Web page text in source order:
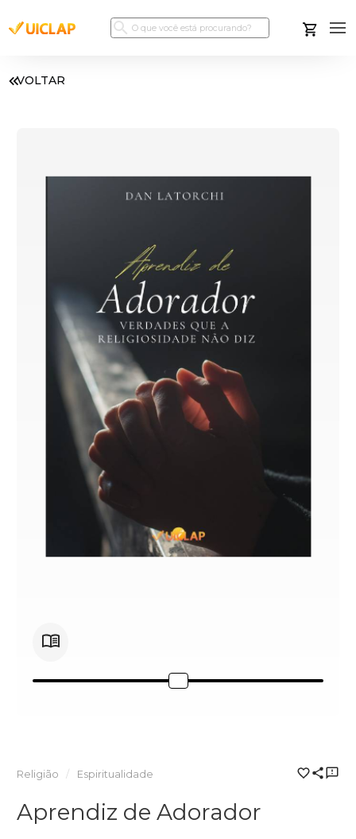
VOLTAR
Religião Espiritualidade
Aprendiz de Adorador